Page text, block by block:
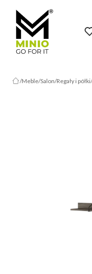
Meble Salon Regały i półki